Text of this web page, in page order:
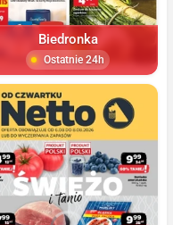
Biedronka
Ostatnie 24h